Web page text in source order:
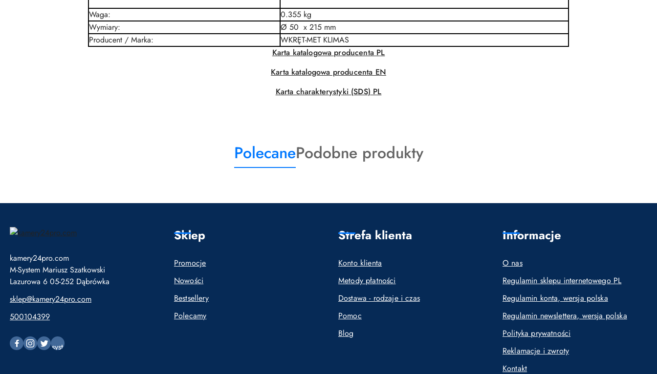
Waga:
0.355 kg
Wymiary:
Ø 50 x 215 mm
Producent / Marka:
WKRĘT-MET KLIMAS
Karta katalogowa producenta PL
Karta katalogowa producenta EN
Karta charakterystyki (SDS) PL
Produkty
o
PolecaneProdukty
o
Podobne produkty
kamery24pro.com
M-System Mariusz Szatkowski
Lazurowa 6 05-252 Dąbrówka
sklep@kamery24pro.com
500104399
Sklep
Promocje
Nowości
Bestsellery
Polecamy
Strefa klienta
Konto klienta
Metody płatności
Dostawa - rodzaje i czas
Pomoc
Blog
Informacje
O nas
Regulamin sklepu internetowego PL
Regulamin konta, wersja polska
Regulamin newslettera, wersja polska
Polityka prywatności
Reklamacje i zwroty
Kontakt